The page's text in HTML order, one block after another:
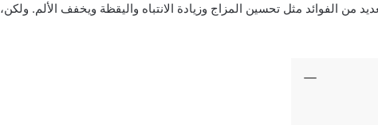
من الفوائد مثل تحسين المزاج وزيادة الانتباه واليقظة ويخفف الألم. ولكن،